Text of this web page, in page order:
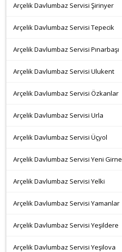
Arçelik Davlumbaz Servisi Şirinyer
Arçelik Davlumbaz Servisi Tepecik
Arçelik Davlumbaz Servisi Pınarbaşı
Arçelik Davlumbaz Servisi Ulukent
Arçelik Davlumbaz Servisi Özkanlar
Arçelik Davlumbaz Servisi Urla
Arçelik Davlumbaz Servisi Üçyol
Arçelik Davlumbaz Servisi Yeni Girne
Arçelik Davlumbaz Servisi Yelki
Arçelik Davlumbaz Servisi Yamanlar
Arçelik Davlumbaz Servisi Yeşildere
Arçelik Davlumbaz Servisi Yeşilova